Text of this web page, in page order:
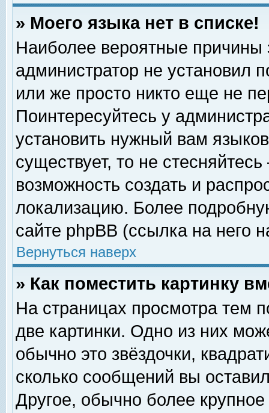
» Моего языка нет в списке!
Наиболее вероятные причины
администратор не установил
или же просто никто еще не
Поинтересуйтесь у
установить нужный вам
существует, то не
возможность создать и
локализацию. Более
сайте phpBB (ссылка на него
Вернуться наверх
» Как поместить картинку
На страницах просмотра тем
две картинки. Одно из них
обычно это звёздочки,
сколько сообщений вы
Другое, обычно более